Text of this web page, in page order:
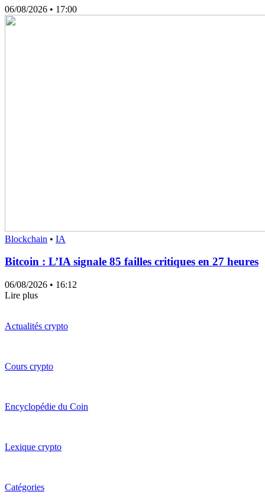
06/08/2026 • 17:00
Blockchain • IA
Bitcoin : L’IA signale 85 failles critiques en 27 heures
06/08/2026 • 16:12
Lire plus
Actualités crypto
Cours crypto
Encyclopédie du Coin
Lexique crypto
Catégories